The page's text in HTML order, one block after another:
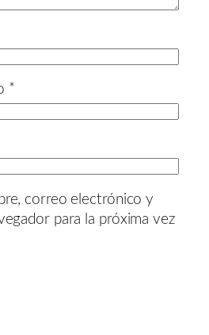
*
correo electrónico y
para la próxima vez